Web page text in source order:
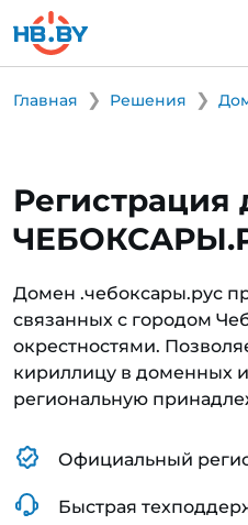
Главная Решения
Регистрация
Домен .чебоксары.рус
связанных с городом
окрестностями.
кириллицу в доменных
региональную
Официальный
Быстрая